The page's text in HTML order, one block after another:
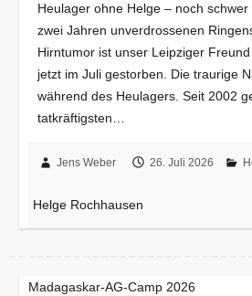
Heulager ohne Helge – noch
zwei Jahren unverdrossenen
Hirntumor ist unser Leipziger
jetzt im Juli gestorben. Die traurige
während des Heulagers. Seit 2002
tatkräftigsten…
Jens Weber 26. Juli 2026
Helge Rochhausen
Madagaskar-AG-Camp 2026